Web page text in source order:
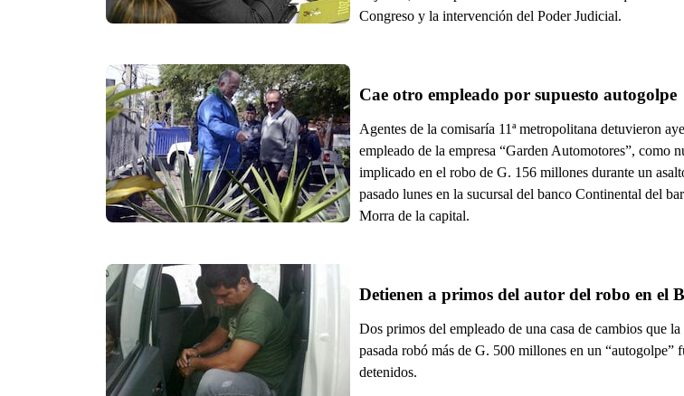
Congreso y la intervención del Poder Judicial.
Cae otro empleado por supuesto autogolpe
Agentes de la comisaría 11ª metropolitana detuvieron
empleado de la empresa “Garden Automotores”, como
implicado en el robo de G. 156 millones durante un
pasado lunes en la sucursal del banco Continental del
Morra de la capital.
Detienen a primos del autor del robo en el
Dos primos del empleado de una casa de cambios que la
pasada robó más de G. 500 millones en un “autogolpe”
detenidos.